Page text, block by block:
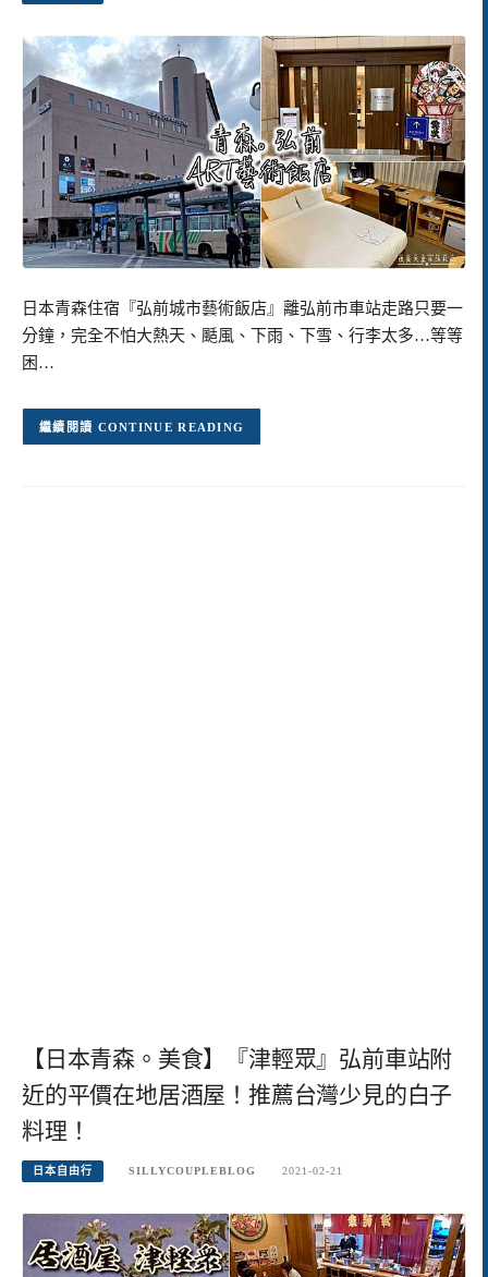
日本青森住宿『弘前城市藝術飯店』離弘前市車站走路只要一
分鐘，完全不怕大熱天、颳風、下雨、下雪、行李太多…等等
困…
CONTINUE READING
【日本青森。美食】『津輕眾』弘前車站附
近的平價在地居酒屋！推薦台灣少見的白子
料理！
日本自由行 SILLYCOUPLEBLOG 2021-02-21